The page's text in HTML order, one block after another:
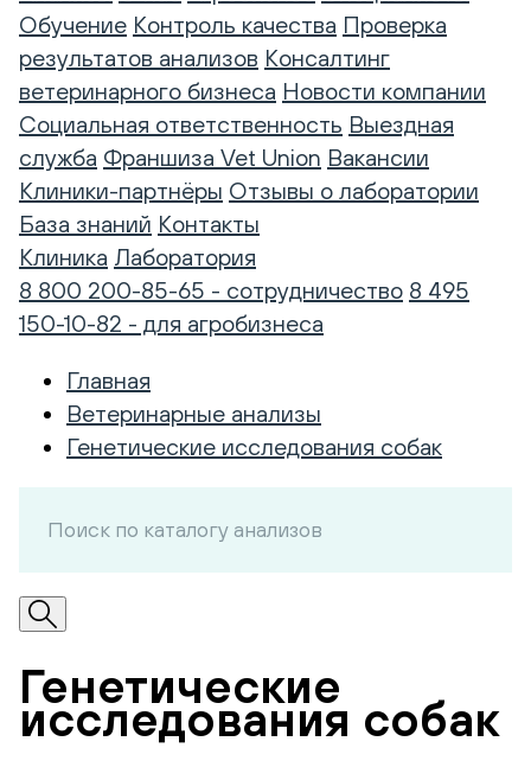
Обучение Контроль качества Проверка
результатов анализов Консалтинг
ветеринарного бизнеса Новости компании
Социальная ответственность Выездная
служба Франшиза Vet Union Вакансии
Клиники-партнёры Отзывы о лаборатории
База знаний Контакты
Клиника Лаборатория
8 800 200-85-65 - сотрудничество 8 495
150-10-82 - для агробизнеса
Главная
Ветеринарные анализы
Генетические исследования собак
Генетические
исследования собак